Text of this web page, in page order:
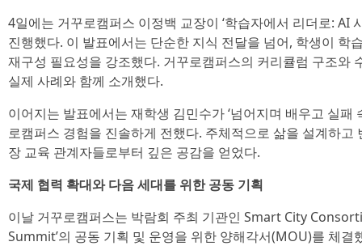
4일에는 거꾸로캠퍼스 이정백 교장이 ‘학습자에서 리더로: AI
진행했다. 이 발표에서는 단순한 지식 전달을 넘어, 학생이 학
재구성 필요성을 강조했다. 거꾸로캠퍼스의 커리큘럼 구조와
실제 사례와 함께 소개했다.
이어지는 발표에서는 재학생 김민수가 ‘넘어지며 배우고 실패
로캠퍼스 경험을 진솔하게 전했다. 주체적으로 삶을 설계하
장 교육 관계자들로부터 깊은 공감을 얻었다.
국제 협력 확대와 다음 세대를 위한 공동 기획
이날 거꾸로캠퍼스는 박람회 주최 기관인 Smart City
Summit’의 공동 기획 및 운영을 위한 양해각서(MOU)를 체결